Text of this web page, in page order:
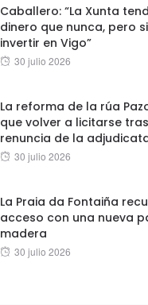
Caballero: “La Xunta
dinero que nunca, pero
invertir en Vigo”
Posted
30 julio 2026
La reforma de la rúa
que volver a licitarse
renuncia de la
Posted
30 julio 2026
La Praia da Fontaiña
acceso con una nueva
madera
Posted
30 julio 2026